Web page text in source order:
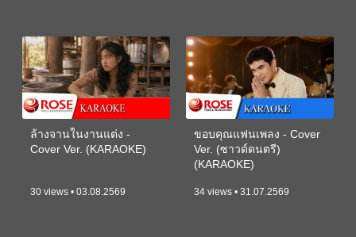
ล้างจานในงานแต่ง -
Cover Ver. (KARAOKE)
30 views • 03.08.2569
ขอบคุณแฟนเพลง - Cover
Ver. (ซาวด์ดนตรี)
(KARAOKE)
34 views • 31.07.2569